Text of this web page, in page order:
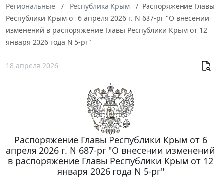
Региональные
Республика Крым
Распоряжение Главы
Республики Крым от 6 апреля 2026 г. N 687-рг "О внесении
изменений в распоряжение Главы Республики Крым от 12
января 2026 года N 5-рг"
18 апреля 2026
Распоряжение Главы Республики Крым от 6
апреля 2026 г. N 687-рг "О внесении изменений
в распоряжение Главы Республики Крым от 12
января 2026 года N 5-рг"